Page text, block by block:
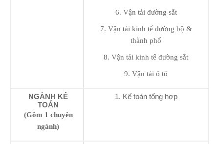
6. Vận tải đường sắt
7. Vận tải kinh tế đường bộ &
thành phố
8. Vận tải kinh tế đường sắt
9. Vận tải ô tô
NGÀNH KẾ
TOÁN
(Gồm 1 chuyên
ngành)
1. Kế toán tổng hợp